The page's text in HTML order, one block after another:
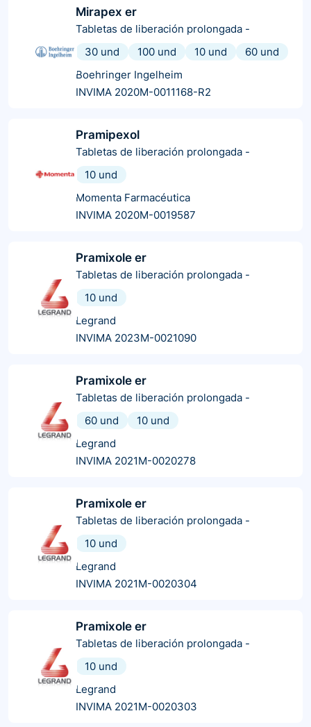
Mirapex er
Tabletas de liberación prolongada -
30 und
100 und 10 und
60 und
Boehringer Ingelheim
INVIMA 2020M-0011168-R2
Pramipexol
Tabletas de liberación prolongada -
10 und
Momenta Farmacéutica
INVIMA 2020M-0019587
Pramixole er
Tabletas de liberación prolongada -
10 und
Legrand
INVIMA 2023M-0021090
Pramixole er
Tabletas de liberación prolongada -
60 und
10 und
Legrand
INVIMA 2021M-0020278
Pramixole er
Tabletas de liberación prolongada -
10 und
Legrand
INVIMA 2021M-0020304
Pramixole er
Tabletas de liberación prolongada -
10 und
Legrand
INVIMA 2021M-0020303